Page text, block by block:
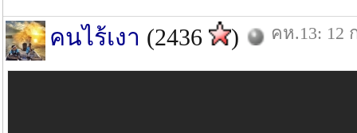
คนไร้เงา (2436 ) คห.13: 12